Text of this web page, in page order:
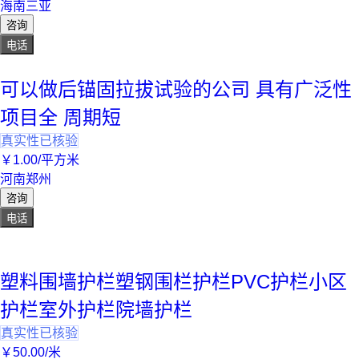
海南三亚
咨询
电话
可以做后锚固拉拔试验的公司 具有广泛性
项目全 周期短
真实性已核验
￥ 1.00/平方米
河南郑州
咨询
电话
塑料围墙护栏塑钢围栏护栏PVC护栏小区
护栏室外护栏院墙护栏
真实性已核验
￥50.00/米